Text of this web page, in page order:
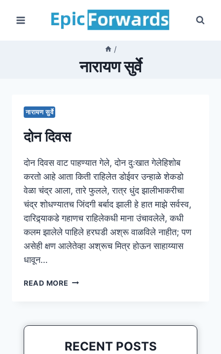
/
नारायण सुर्वे
नारायण सुर्वे
दोन दिवस
दोन दिवस वाट पाहण्यात गेले, दोन दुःखात गेलेहिशोब
करतो आहे आता किती राहिलेत डोईवर उन्हाळे शेकडो
वेळा चंद्र आला, तारे फुलले, रात्र धुंद झालीभाकरीचा
चंद्र शोधण्यातच जिंदगी बर्बाद झाली हे हात माझे सर्वस्व,
दारिद्र्याकडे गहाणच राहिलेकधी माना उंचावलेले, कधी
कलम झालेले पाहिले हरघडी अश्रू वाळविले नाहीत; पण
असेही क्षण आलेतेव्हा अश्रूच मित्र होऊन साहाय्यास
धावून…
READ MORE दोन
RECENT POSTS